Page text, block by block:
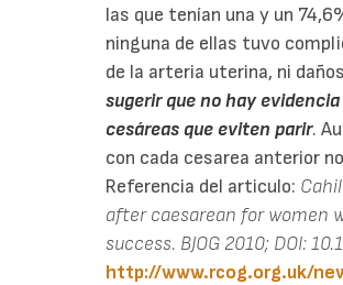
las que tenían una y un
ninguna de ellas tuvo
de la arteria uterina, ni
sugerir que no hay
cesáreas que eviten parir.
con cada cesarea anterior
Referencia del articulo:
after caesarean for women
success. BJOG 2010; DOI:
http://www.rcog.org.uk/